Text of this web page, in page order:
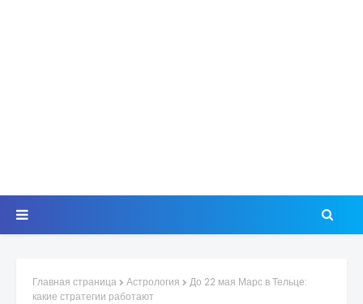
Главная страница Астрология
До 22 мая Марс в Тельце:
какие стратегии работают